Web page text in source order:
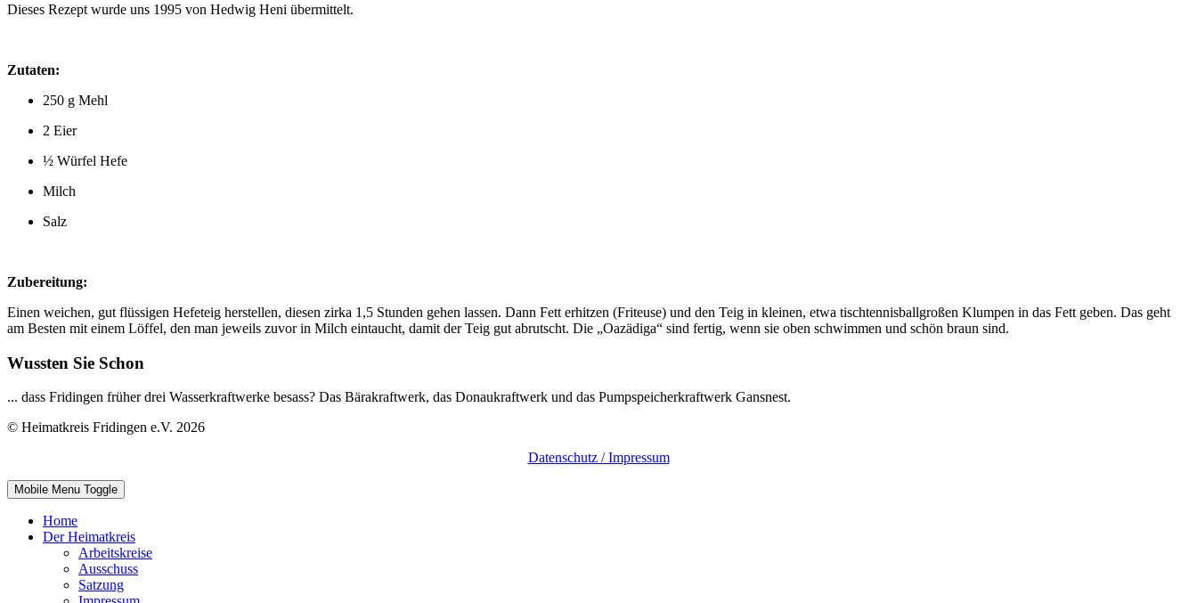
Dieses Rezept wurde uns 1995 von Hedwig Heni übermittelt.
Zutaten:
250 g Mehl
2 Eier
½ Würfel Hefe
Milch
Salz
Zubereitung:
Einen weichen, gut flüssigen Hefeteig herstellen, diesen zirka 1,5 Stunden gehen lassen. Dann Fett erhitzen (Friteuse) und den Teig in kleinen, etwa tischtennisballgroßen Klumpen in das Fett geben. Das geht
am Besten mit einem Löffel, den man jeweils zuvor in Milch eintaucht, damit der Teig gut abrutscht. Die „Oazädiga“ sind fertig, wenn sie oben schwimmen und schön braun sind.
Wussten Sie Schon
... dass Fridingen früher drei Wasserkraftwerke besass? Das Bärakraftwerk, das Donaukraftwerk und das Pumpspeicherkraftwerk Gansnest.
© Heimatkreis Fridingen e.V. 2026
Datenschutz / Impressum
Mobile Menu Toggle
Home
Der Heimatkreis
Arbeitskreise
Ausschuss
Satzung